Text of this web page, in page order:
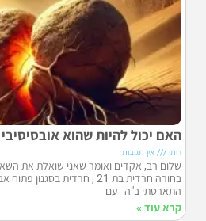
האם יכול להיות שהוא
רותי אין תגובות
שלום רב, אקדים ואומר שאני שואלת את
בחורה חרדית בת 21 , חרדית
התארסתי ב"ה עם
קרא עוד »